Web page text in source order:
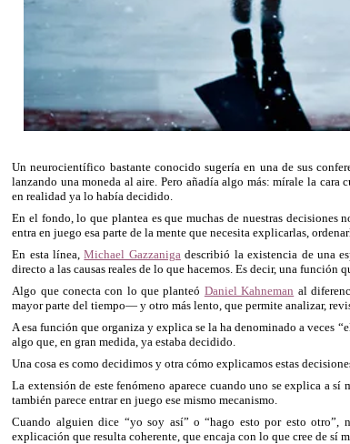
Un neurocientífico bastante conocido sugería en una de sus
lanzando una moneda al aire. Pero añadía algo más: mírale la
en realidad ya lo había decidido.
En el fondo, lo que plantea es que muchas de nuestras decisiones
entra en juego esa parte de la mente que necesita explicarlas,
En esta línea,Michael Gazzanigadescribió la existencia de una
directo a las causas reales de lo que hacemos. Es decir, una
Algo que conecta con lo que planteó Daniel Kahneman al
mayor parte del tiempo— y otro más lento, que permite analizar,
A esa función que organiza y explica se la ha denominado a veces
algo que, en gran medida, ya estaba decidido.
Una cosa es como decidimos y otra cómo explicamos estas
La extensión de este fenómeno aparece cuando uno se explica a
también parece entrar en juego ese mismo mecanismo.
Cuando alguien dice “yo soy así” o “hago esto por esto otro”,
explicación que resulta coherente, que encaja con lo que cree de sí